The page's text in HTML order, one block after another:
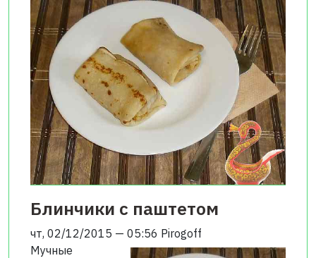
Блинчики с паштетом
чт, 02/12/2015 — 05:56 Pirogoff
Мучные